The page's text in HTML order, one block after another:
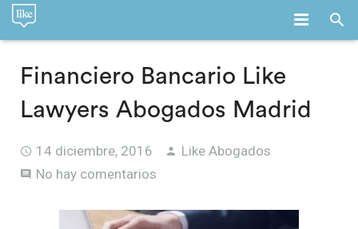
EQUIPO
Financiero Bancario Like
Lawyers Abogados Madrid
14 diciembre, 2016
Like Abogados
No hay comentarios